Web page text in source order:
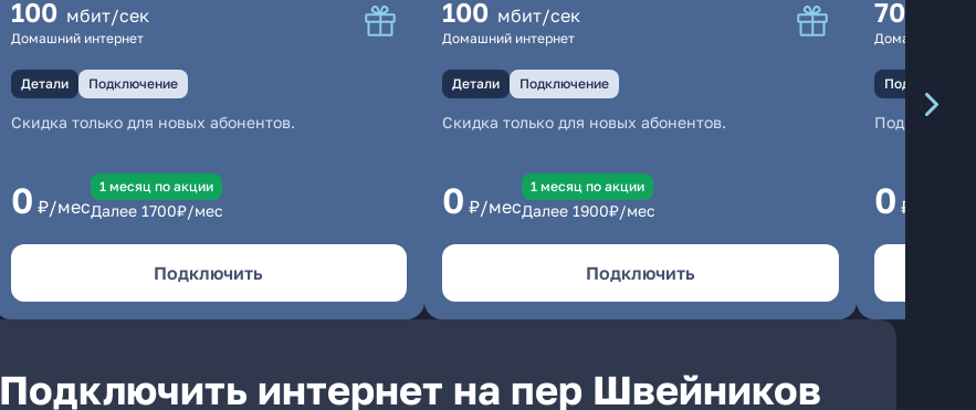
100 мбит/сек
Домашний интернет
Детали Подключение
Скидка только для новых абонентов.
0 ₽/мес
1 месяц по акции
Далее 1700₽/мес
Подключить
100 мбит/сек
Домашний интернет
Детали Подключение
Скидка только для новых абонентов.
0 ₽/мес
1 месяц по акции
Далее 1900₽/мес
Подключить
70
Домашний
Подключение
0 ₽/мес
Подключить интернет на пер Швейников